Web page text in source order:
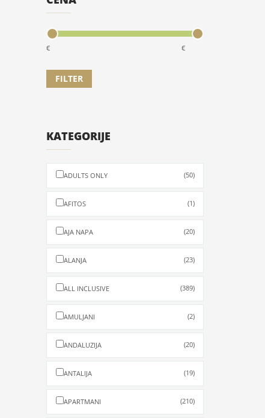
€ €
KATEGORIJE
ADULTS ONLY (50)
AFITOS (1)
AJA NAPA (20)
ALANJA (23)
ALL INCLUSIVE (389)
AMULJANI (2)
ANDALUZIJA (20)
ANTALIJA (19)
APARTMANI (210)